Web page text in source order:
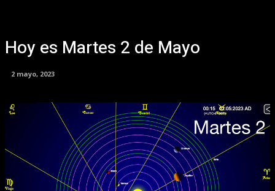
Hoy es Martes 2 de Mayo
2 mayo, 2023